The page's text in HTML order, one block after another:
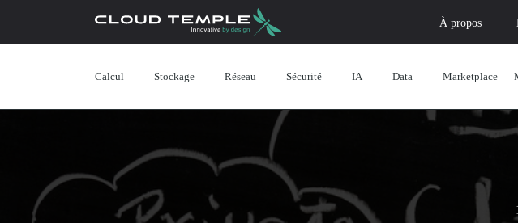
À propos
Calcul Stockage Réseau Sécurité IA Data Marketplace